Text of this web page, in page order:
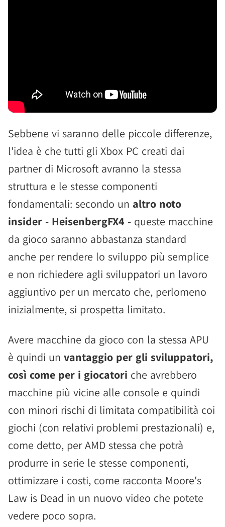
Sebbene vi saranno delle piccole differenze,
l'idea è che tutti gli Xbox PC creati dai
partner di Microsoft avranno la stessa
struttura e le stesse componenti
fondamentali: secondo un altro noto
insider - HeisenbergFX4 - queste macchine
da gioco saranno abbastanza standard
anche per rendere lo sviluppo più semplice
e non richiedere agli sviluppatori un lavoro
aggiuntivo per un mercato che, perlomeno
inizialmente, si prospetta limitato.
Avere macchine da gioco con la stessa APU
è quindi un vantaggio per gli sviluppatori,
così come per i giocatori che avrebbero
macchine più vicine alle console e quindi
con minori rischi di limitata compatibilità coi
giochi (con relativi problemi prestazionali) e,
come detto, per AMD stessa che potrà
produrre in serie le stesse componenti,
ottimizzare i costi, come racconta Moore's
Law is Dead in un nuovo video che potete
vedere poco sopra.